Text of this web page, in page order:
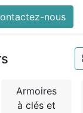
nous
Armoires
à clés et